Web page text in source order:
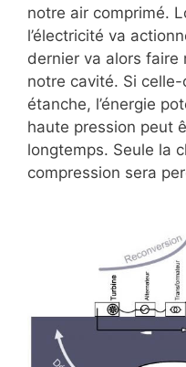
notre air comprimé.
l’électricité va
dernier va alors faire
notre cavité. Si
étanche, l’énergie
haute pression peut
longtemps. Seule la
compression sera